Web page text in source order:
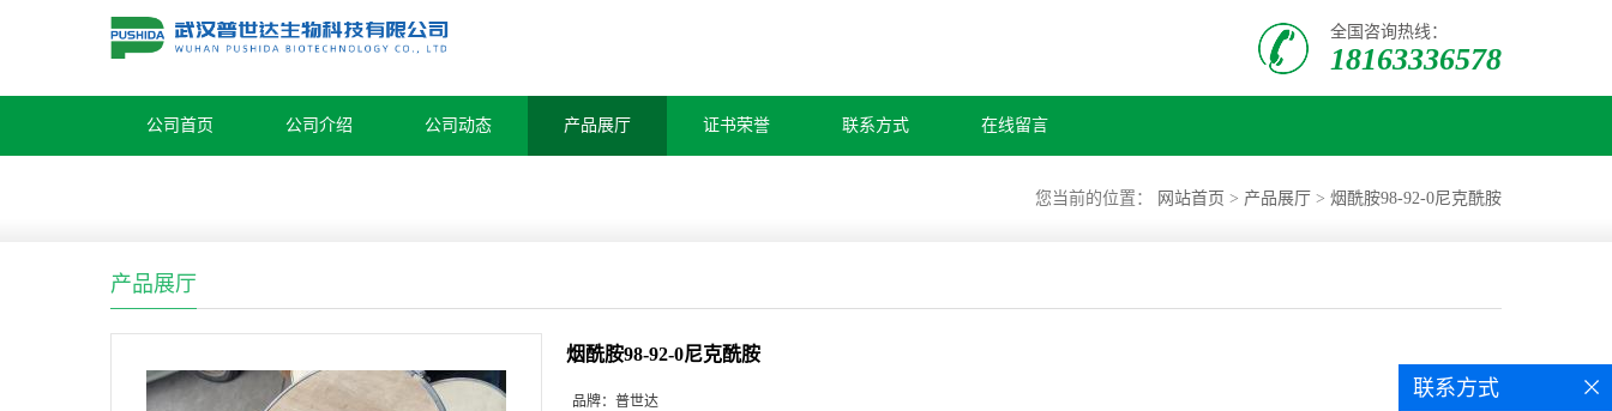
全国咨询热线：
18163336578
公司首页 公司介绍 公司动态 产品展厅 证书荣誉 联系方式 在线留言
您当前的位置： 网站首页 > 产品展厅 > 烟酰胺98-92-0尼克酰胺
产品展厅
烟酰胺98-92-0尼克酰胺
品牌： 普世达
联系方式